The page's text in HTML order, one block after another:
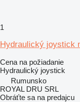
1
Hydraulický joystick
Cena na požiadanie
Hydraulický joystick
Rumunsko
ROYAL DRU SRL
Obráťte sa na predajcu